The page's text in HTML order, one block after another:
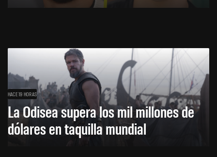
HACE 19 HORAS
La Odisea supera los mil millones de
dólares en taquilla mundial